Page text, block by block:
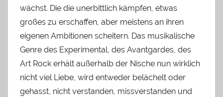
wächst. Die die unerbittlich kämpfen, etwas
großes zu erschaffen, aber meistens an ihren
eigenen Ambitionen scheitern. Das musikalische
Genre des Experimental, des Avantgardes, des
Art Rock erhält außerhalb der Nische nun wirklich
nicht viel Liebe, wird entweder belächelt oder
gehasst, nicht verstanden, missverstanden und